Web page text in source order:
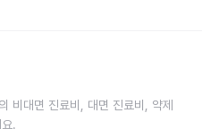
비대면 진료비, 대면 진료비, 약제
.